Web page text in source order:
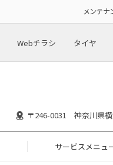
メンテナ
Webチラシ タイヤ
〒246-0031 神奈川県
サービスメニュ